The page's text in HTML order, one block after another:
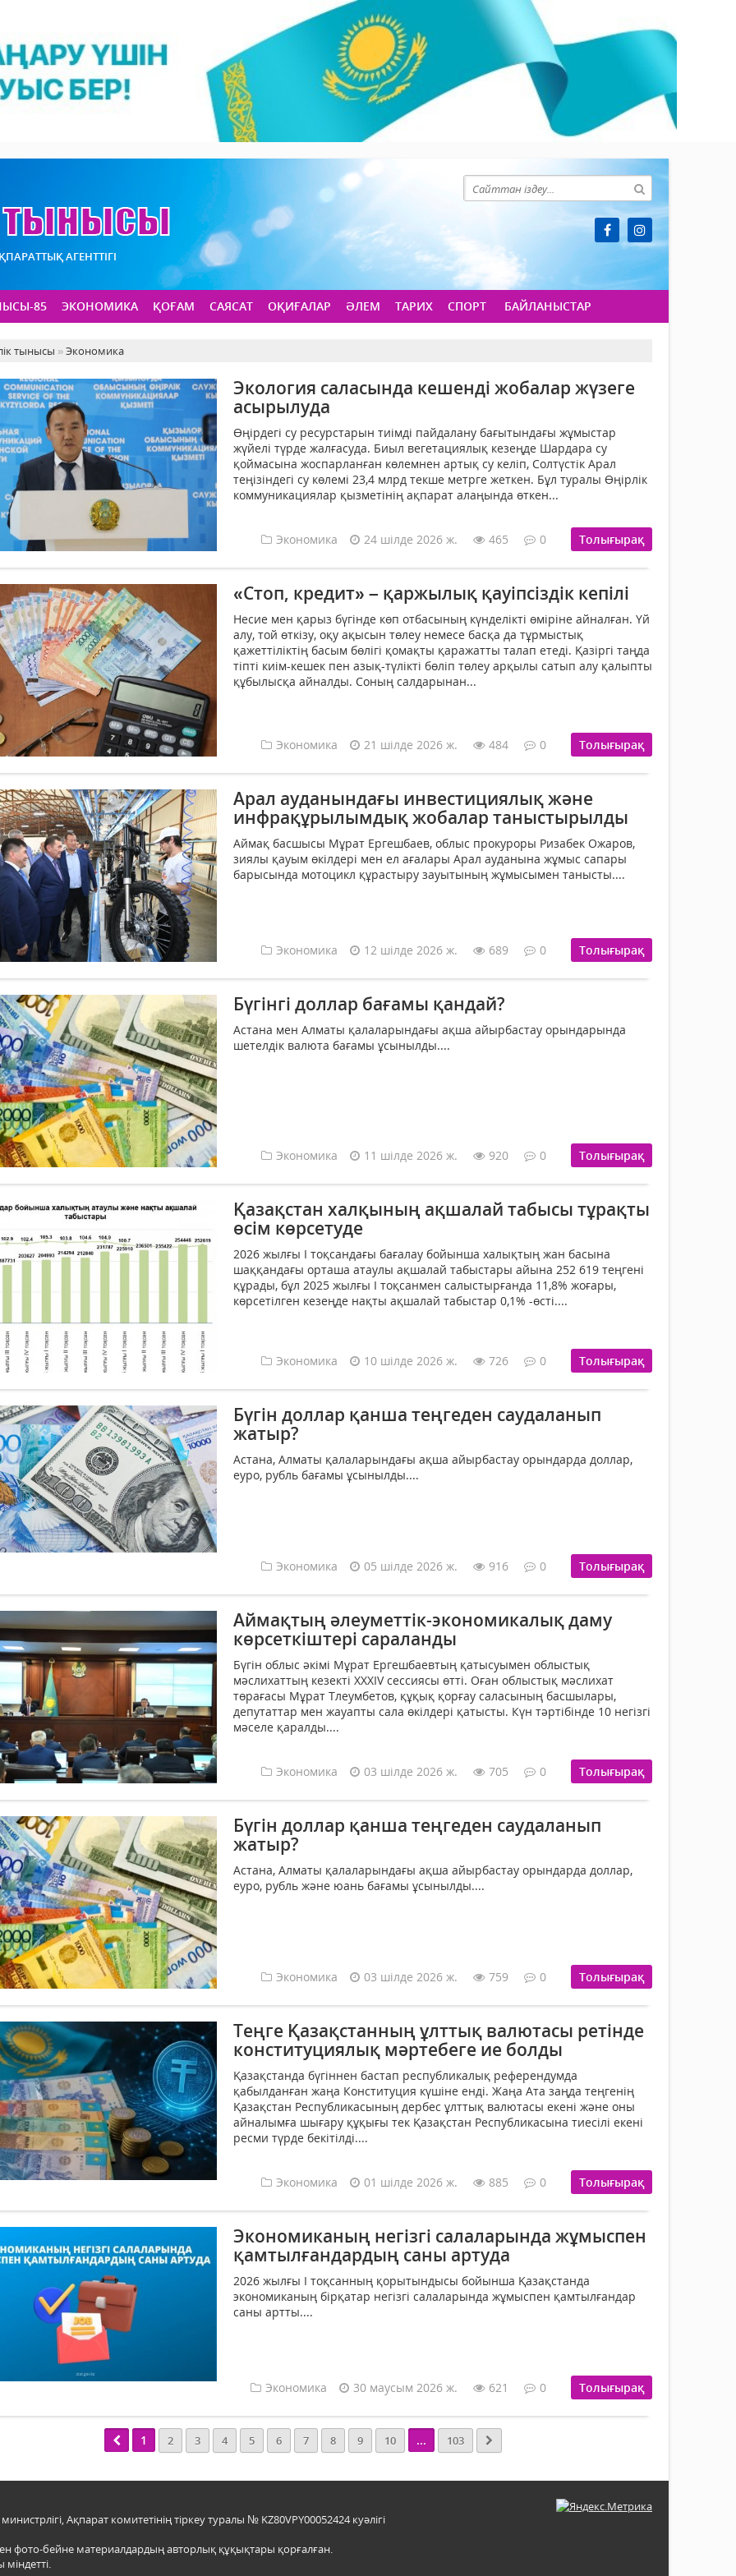
АГЕНТТІГІ
85 ЭКОНОМИКА ҚОҒАМ САЯСАТ ОҚИҒАЛАР ӘЛЕМ ТАРИХ СПОРТ БАЙЛАНЫСТАР
тынысы »Экономика
Экология саласында кешенді жобалар жүзеге
асырылуда
Өңірдегі су ресурстарын тиімді пайдалану бағытындағы жұмыстар
жүйелі түрде жалғасуда. Биыл вегетациялық кезеңде Шардара су
қоймасына жоспарланған көлемнен артық су келіп, Солтүстік Арал
теңізіндегі су көлемі 23,4 млрд текше метрге жеткен. Бұл туралы Өңірлік
коммуникациялар қызметінің ақпарат алаңында өткен...
Экономика 24 шілде 2026 ж. 465 0 Толығырақ
«Стоп, кредит» – қаржылық қауіпсіздік кепілі
Несие мен қарыз бүгінде көп отбасының күнделікті өміріне айналған. Үй
алу, той өткізу, оқу ақысын төлеу немесе басқа да тұрмыстық
қажеттіліктің басым бөлігі қомақты қаражатты талап етеді. Қазіргі таңда
тіпті киім-кешек пен азық-түлікті бөліп төлеу арқылы сатып алу қалыпты
құбылысқа айналды. Соның салдарынан...
Экономика 21 шілде 2026 ж. 484 0 Толығырақ
Арал ауданындағы инвестициялық және
инфрақұрылымдық жобалар таныстырылды
Аймақ басшысы Мұрат Ергешбаев, облыс прокуроры Ризабек Ожаров,
зиялы қауым өкілдері мен ел ағалары Арал ауданына жұмыс сапары
барысында мотоцикл құрастыру зауытының жұмысымен танысты....
Экономика 12 шілде 2026 ж. 689 0 Толығырақ
Бүгінгі доллар бағамы қандай?
Астана мен Алматы қалаларындағы ақша айырбастау орындарында
шетелдік валюта бағамы ұсынылды....
Экономика 11 шілде 2026 ж. 920 0 Толығырақ
Қазақстан халқының ақшалай табысы тұрақты
өсім көрсетуде
2026 жылғы I тоқсандағы бағалау бойынша халықтың жан басына
шаққандағы орташа атаулы ақшалай табыстары айына 252 619 теңгені
құрады, бұл 2025 жылғы I тоқсанмен салыстырғанда 11,8% жоғары,
көрсетілген кезеңде нақты ақшалай табыстар 0,1% -өсті....
Экономика 10 шілде 2026 ж. 726 0 Толығырақ
Бүгін доллар қанша теңгеден саудаланып
жатыр?
Астана, Алматы қалаларындағы ақша айырбастау орындарда доллар,
еуро, рубль бағамы ұсынылды....
Экономика 05 шілде 2026 ж. 916 0 Толығырақ
Аймақтың әлеуметтік-экономикалық даму
көрсеткіштері сараланды
Бүгін облыс әкімі Мұрат Ергешбаевтың қатысуымен облыстық
мәслихаттың кезекті XXXIV сессиясы өтті. Оған облыстық мәслихат
төрағасы Мұрат Тлеумбетов, құқық қорғау саласының басшылары,
депутаттар мен жауапты сала өкілдері қатысты. Күн тәртібінде 10 негізгі
мәселе қаралды....
Экономика 03 шілде 2026 ж. 705 0 Толығырақ
Бүгін доллар қанша теңгеден саудаланып
жатыр?
Астана, Алматы қалаларындағы ақша айырбастау орындарда доллар,
еуро, рубль және юань бағамы ұсынылды....
Экономика 03 шілде 2026 ж. 759 0 Толығырақ
Теңге Қазақстанның ұлттық валютасы ретінде
конституциялық мәртебеге ие болды
Қазақстанда бүгіннен бастап республикалық референдумда
қабылданған жаңа Конституция күшіне енді. Жаңа Ата заңда теңгенің
Қазақстан Республикасының дербес ұлттық валютасы екені және оны
айналымға шығару құқығы тек Қазақстан Республикасына тиесілі екені
ресми түрде бекітілді....
Экономика 01 шілде 2026 ж. 885 0 Толығырақ
Экономиканың негізгі салаларында жұмыспен
қамтылғандардың саны артуда
2026 жылғы I тоқсанның қорытындысы бойынша Қазақстанда
экономиканың бірқатар негізгі салаларында жұмыспен қамтылғандар
саны артты....
Экономика 30 маусым 2026 ж. 621 0 Толығырақ
1 2 3 4 5 6 7 8 9 10 ... 103
Ақпарат комитетінің тіркеу туралы № KZ80VPY00052424 куәлігі
фото-бейне материалдардың авторлық құқықтары қорғалған.